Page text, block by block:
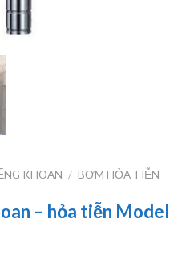
KHOAN / BƠM HỎA TIỄN
– hỏa tiễn Model